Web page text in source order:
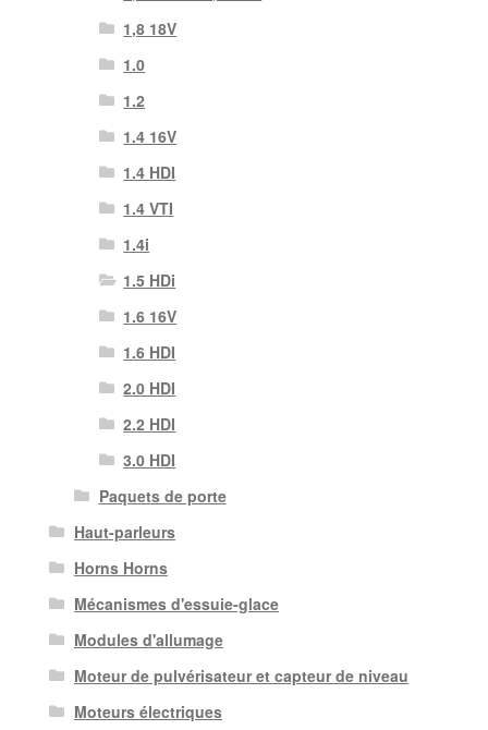
1,8 18V
1.0
1.2
1.4 16V
1.4 HDI
1.4 VTI
1.4i
1.5 HDi
1.6 16V
1.6 HDI
2.0 HDI
2.2 HDI
3.0 HDI
Paquets de porte
Haut-parleurs
Horns Horns
Mécanismes d'essuie-glace
Modules d'allumage
Moteur de pulvérisateur et capteur de niveau
Moteurs électriques